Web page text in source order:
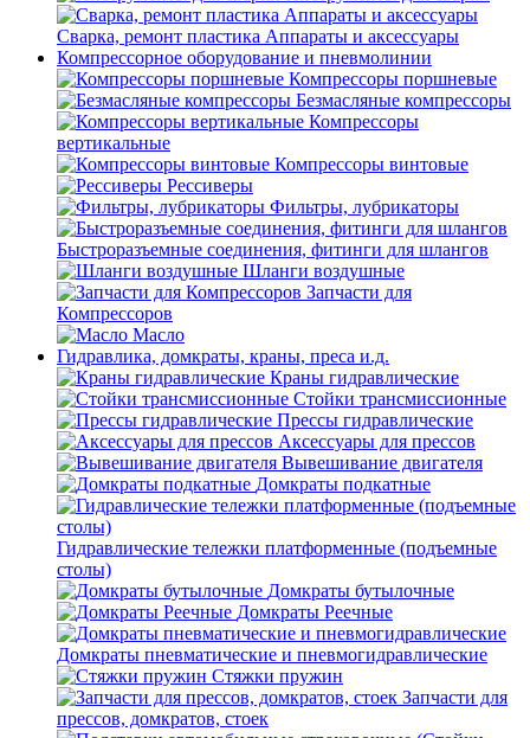
Сварка, ремонт пластика Аппараты и аксессуары
Компрессорное оборудование и пневмолинии
Компрессоры поршневые
Безмасляные компрессоры
Компрессоры
вертикальные
Компрессоры винтовые
Рессиверы
Фильтры, лубрикаторы
Быстроразъемные соединения, фитинги для шлангов
Шланги воздушные
Запчасти для
Компрессоров
Масло
Гидравлика, домкраты, краны, преса и.д.
Краны гидравлические
Стойки трансмиссионные
Прессы гидравлические
Аксессуары для прессов
Вывешивание двигателя
Домкраты подкатные
Гидравлические тележки платформенные (подъемные
столы)
Домкраты бутылочные
Домкраты Реечные
Домкраты пневматические и пневмогидравлические
Стяжки пружин
Запчасти для
прессов, домкратов, стоек